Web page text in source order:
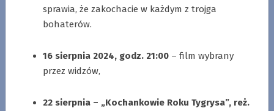
sprawia, że zakochacie w każdym z trojga
bohaterów.
16 sierpnia 2024, godz. 21:00– film wybrany
przez widzów,
22 sierpnia – „Kochankowie Roku Tygrysa”, reż.